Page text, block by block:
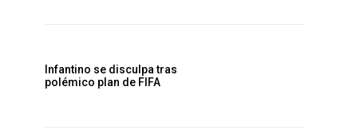
Infantino se disculpa tras
polémico plan de FIFA